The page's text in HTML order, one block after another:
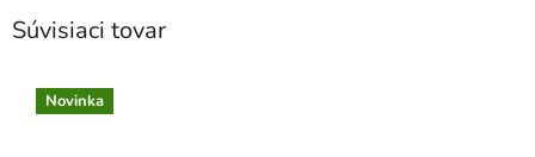
Súvisiaci tovar
Novinka